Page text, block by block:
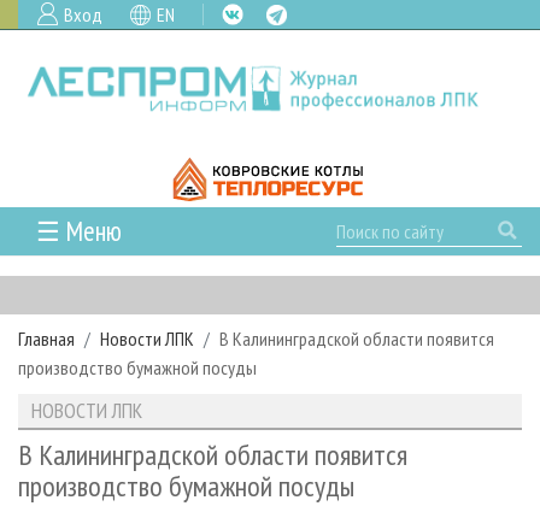
Вход EN
☰ Меню
ГЛАВНАЯ
РУБРИКИ И ТЕМЫ
РУБРИКИ ЖУРНАЛА
ЛЕСОЗАГОТОВКА
ЛЕСОПИЛЕНИЕ
НОВОСТИ
НОВОСТИ ЛПК
НОВОСТИ ЖУРНАЛА
ПРОЕКТЫ ЛПИ
АНАЛИТИКА
ПРЕДПРИЯТИЯ ЛПК
АРХИВ
АРХИВ ЖУРНАЛОВ
О ЖУРНАЛЕ
Главная Новости ЛПК
В Калининградской области появится
производство бумажной посуды
НОВОСТИ ЛПК
В Калининградской области появится
производство бумажной посуды